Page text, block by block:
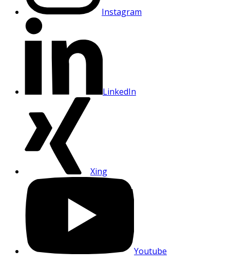
Instagram
LinkedIn
Xing
Youtube